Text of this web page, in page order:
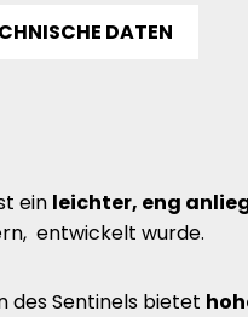
DATEN
ein leichter, eng
entwickelt wurde.
des Sentinels bietet